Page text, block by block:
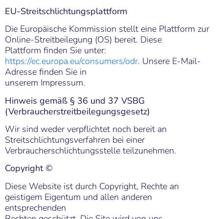
EU-Streitschlichtungsplattform
Die Europäische Kommission stellt eine Plattform zur
Online-Streitbeilegung (OS) bereit. Diese
Plattform finden Sie unter:
https://ec.europa.eu/consumers/odr. Unsere E-Mail-
Adresse finden Sie in
unserem Impressum.
Hinweis gemäß § 36 und 37 VSBG
(Verbraucherstreitbeilegungsgesetz)
Wir sind weder verpflichtet noch bereit an
Streitschlichtungsverfahren bei einer
Verbraucherschlichtungsstelle teilzunehmen.
Copyright ©
Diese Website ist durch Copyright, Rechte an
geistigem Eigentum und allen anderen
entsprechenden